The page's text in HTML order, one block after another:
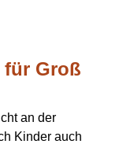
für Groß
an der
Kinder auch